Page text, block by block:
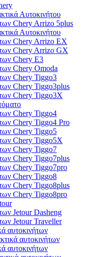
Αυτοκινήτου
Chery Arrizo 5plus
Αυτοκινήτου
Chery Arrizo EX
Chery Arrizo GX
Chery E3
Chery Omoda
Chery Tiggo3
Chery Tiggo3plus
Chery Tiggo3X
Chery Tiggo4
Chery Tiggo4 Pro
Chery Tiggo5
Chery Tiggo5X
Chery Tiggo7
Chery Tiggo7plus
Chery Tiggo7pro
Chery Tiggo8
Chery Tiggo8plus
Chery Tiggo8pro
Jetour Dasheng
Jetour Traveller
αυτοκινήτων
αυτοκινήτων
αυτοκινήτων